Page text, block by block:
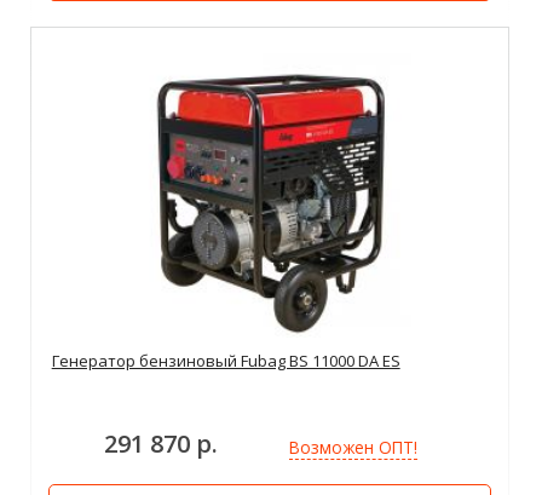
Генератор бензиновый Fubag BS 11000 DA ES
291 870 р. Возможен ОПТ!